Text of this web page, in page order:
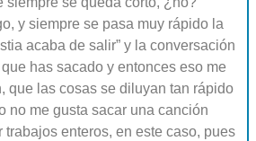
y siempre se pasa muy rápido la
acaba de salir” y la conversación
has sacado y entonces eso me
que las cosas se diluyan tan rápido
no me gusta sacar una canción
trabajos enteros, en este caso, pues